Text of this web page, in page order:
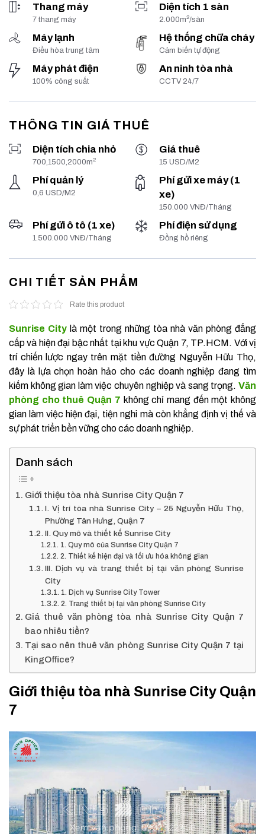
Thang máy
7 thang máy
Diện tích 1 sàn
2.000m2/sàn
Máy lạnh
Điều hòa trung tâm
Hệ thống chữa cháy
Cảm biến tự động
Máy phát điện
100% công suất
An ninh tòa nhà
CCTV 24/7
THÔNG TIN GIÁ THUÊ
Diện tích chia nhỏ
700,1500,2000m2
Giá thuê
15 USD/M2
Phí quản lý
0,6 USD/M2
Phí gửi xe máy (1
xe)
150.000 VNĐ/Tháng
Phí gửi ô tô (1 xe)
1.500.000 VNĐ/Tháng
Phí điện sử dụng
Đồng hồ riêng
CHI TIẾT SẢN PHẨM
Rate this product
Sunrise City là một trong những tòa nhà văn phòng đẳng
cấp và hiện đại bậc nhất tại khu vực Quận 7, TP.HCM. Với vị
trí chiến lược ngay trên mặt tiền đường Nguyễn Hữu Thọ,
đây là lựa chọn hoàn hảo cho các doanh nghiệp đang tìm
kiếm không gian làm việc chuyên nghiệp và sang trọng. Văn
phòng cho thuê Quận 7 không chỉ mang đến một không
gian làm việc hiện đại, tiện nghi mà còn khẳng định vị thế và
sự phát triển bền vững cho các doanh nghiệp.
Danh sách
Giới thiệu tòa nhà Sunrise City Quận 7
I. Vị trí tòa nhà Sunrise City – 25 Nguyễn Hữu Thọ,
Phường Tân Hưng, Quận 7
II. Quy mô và thiết kế Sunrise City
1. Quy mô của Sunrise City Quận 7
2. Thiết kế hiện đại và tối ưu hóa không gian
III. Dịch vụ và trang thiết bị tại văn phòng Sunrise
City
1. Dịch vụ Sunrise City Tower
2. Trang thiết bị tại văn phòng Sunrise City
Giá thuê văn phòng tòa nhà Sunrise City Quận 7
bao nhiêu tiền?
Tại sao nên thuê văn phòng Sunrise City Quận 7 tại
KingOffice?
Giới thiệu tòa nhà Sunrise City Quận
7